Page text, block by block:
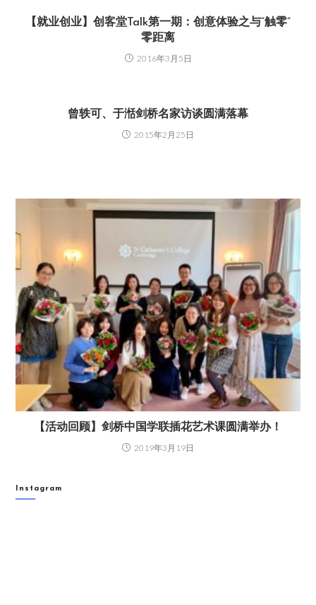
【就业创业】创客堂Talk第一期：创意体验之与“触零”
零距离
2016年3月5日
曾轶可、于湉剑桥名家访谈圆满落幕
2015年2月25日
【活动回顾】剑桥中国学联插花艺术课圆满举办！
2019年3月19日
Instagram